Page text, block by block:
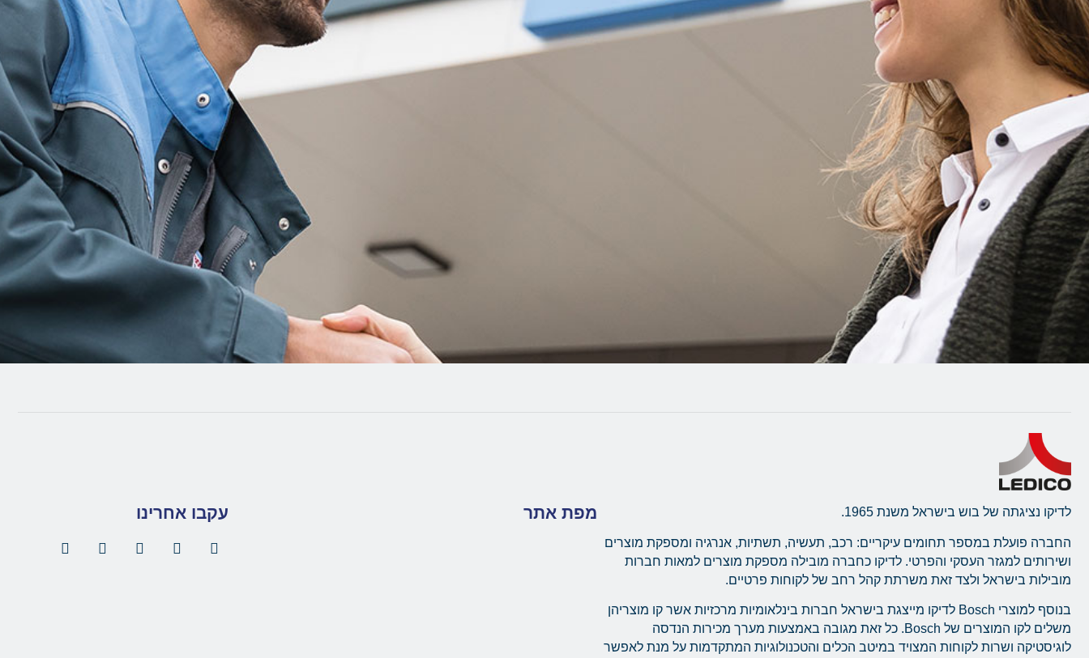
לדיקו נציגתה של בוש בישראל משנת 1965.
החברה פועלת במספר תחומים עיקריים: רכב, תעשיה, תשתיות, אנרגיה ומספקת מוצרים
ושירותים למגזר העסקי והפרטי. לדיקו כחברה מובילה מספקת מוצרים למאות חברות
מובילות בישראל ולצד זאת משרתת קהל רחב של לקוחות פרטיים.
בנוסף למוצרי Bosch לדיקו מייצגת בישראל חברות בינלאומיות מרכזיות אשר קו מוצריהן
משלים לקו המוצרים של Bosch. כל זאת מגובה באמצעות מערך מכירות הנדסה
לוגיסטיקה ושרות לקוחות המצויד במיטב הכלים והטכנולוגיות המתקדמות על מנת לאפשר
מפת אתר עקבו אחרינו